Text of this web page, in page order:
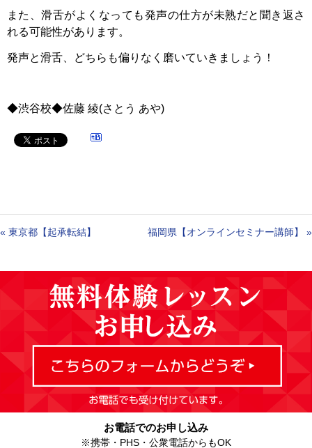
また、滑舌がよくなっても発声の仕方が未熟だと聞き返さ
れる可能性があります。
発声と滑舌、どちらも偏りなく磨いていきましょう！
◆渋谷校◆佐藤 綾(さとう あや)
« 東京都【起承転結】 福岡県【オンラインセミナー講師】 »
お電話でのお申し込み
※携帯・PHS・公衆電話からもOK